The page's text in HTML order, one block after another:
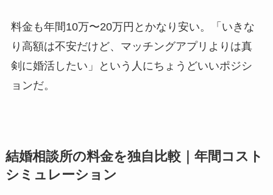
料金も年間10万〜20万円とかなり安い。「いきな
り高額は不安だけど、マッチングアプリよりは真
剣に婚活したい」という人にちょうどいいポジシ
ョンだ。
結婚相談所の料金を独自比較｜年間コスト
シミュレーション